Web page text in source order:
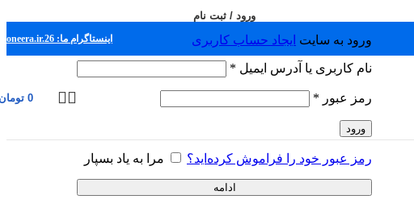
اینستاگرام ما: pioneera.ir.26
ورود / ثبت نام
ورود به سایت ایجاد حساب کاربری
نام کاربری یا آدرس ایمیل *
رمز عبور *
ورود
رمز عبور خود را فراموش کرده‌اید؟ مرا به یاد بسپار
ادامه
0